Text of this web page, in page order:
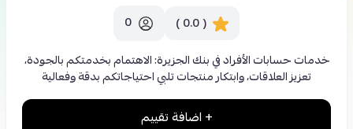
( 0.0 )
0
خدمات حسابات الأفراد في بنك الجزيرة: الاهتمام بخدمتكم بالجودة،
تعزيز العلاقات، وابتكار منتجات تلبي احتياجاتكم بدقة وفعالية
+ اضافة تقييم